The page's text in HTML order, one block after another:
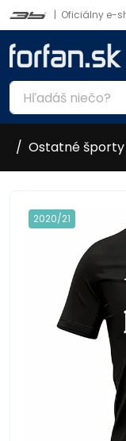
| Oficiálny e-
Ostatné športy
2020/21